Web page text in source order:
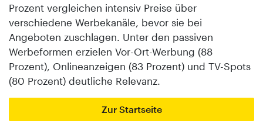
Prozent vergleichen intensiv Preise über
verschiedene Werbekanäle, bevor sie bei
Angeboten zuschlagen. Unter den passiven
Werbeformen erzielen Vor-Ort-Werbung (88
Prozent), Onlineanzeigen (83 Prozent) und TV-Spots
(80 Prozent) deutliche Relevanz.
Zur Startseite